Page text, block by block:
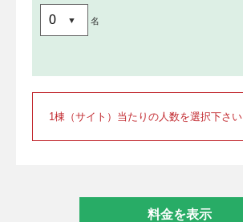
名
1棟（サイト）当たりの人数を選択下さい
料金を表示